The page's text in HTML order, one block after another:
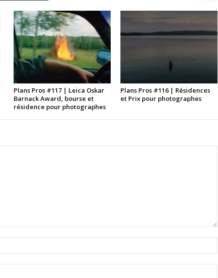
Plans Pros #117 | Leica Oskar
Barnack Award, bourse et
résidence pour photographes
Plans Pros #116 | Résidences
et Prix pour photographes